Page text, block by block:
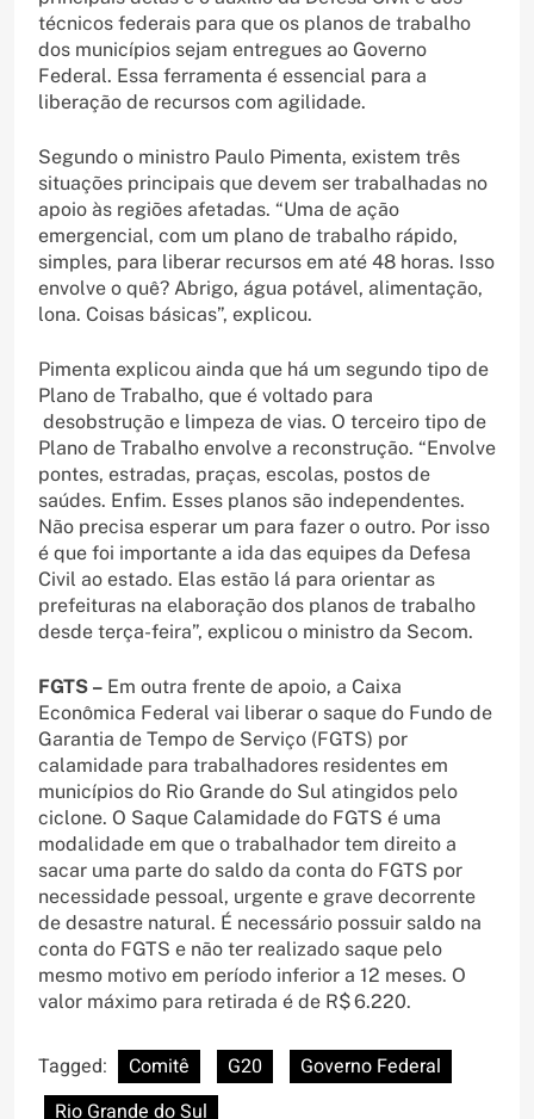
técnicos federais para que os planos de trabalho
dos municípios sejam entregues ao Governo
Federal. Essa ferramenta é essencial para a
liberação de recursos com agilidade.
Segundo o ministro Paulo Pimenta, existem três
situações principais que devem ser trabalhadas no
apoio às regiões afetadas. “Uma de ação
emergencial, com um plano de trabalho rápido,
simples, para liberar recursos em até 48 horas. Isso
envolve o quê? Abrigo, água potável, alimentação,
lona. Coisas básicas”, explicou.
Pimenta explicou ainda que há um segundo tipo de
Plano de Trabalho, que é voltado para
desobstrução e limpeza de vias. O terceiro tipo de
Plano de Trabalho envolve a reconstrução. “Envolve
pontes, estradas, praças, escolas, postos de
saúdes. Enfim. Esses planos são independentes.
Não precisa esperar um para fazer o outro. Por isso
é que foi importante a ida das equipes da Defesa
Civil ao estado. Elas estão lá para orientar as
prefeituras na elaboração dos planos de trabalho
desde terça-feira”, explicou o ministro da Secom.
FGTS – Em outra frente de apoio, a Caixa
Econômica Federal vai liberar o saque do Fundo de
Garantia de Tempo de Serviço (FGTS) por
calamidade para trabalhadores residentes em
municípios do Rio Grande do Sul atingidos pelo
ciclone. O Saque Calamidade do FGTS é uma
modalidade em que o trabalhador tem direito a
sacar uma parte do saldo da conta do FGTS por
necessidade pessoal, urgente e grave decorrente
de desastre natural. É necessário possuir saldo na
conta do FGTS e não ter realizado saque pelo
mesmo motivo em período inferior a 12 meses. O
valor máximo para retirada é de R$ 6.220.
Tagged: Comitê G20
Governo Federal
Rio Grande do Sul